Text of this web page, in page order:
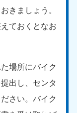
きましょう。
ておくとなお
場所にバイク
出し、センタ
さい。バイク